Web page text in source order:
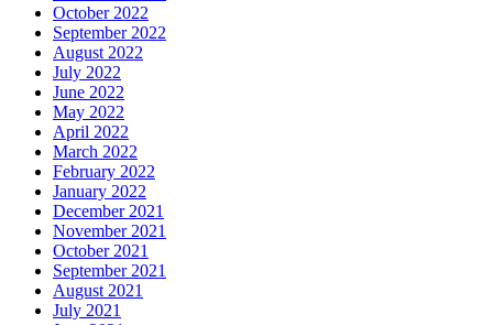
October 2022
September 2022
August 2022
July 2022
June 2022
May 2022
April 2022
March 2022
February 2022
January 2022
December 2021
November 2021
October 2021
September 2021
August 2021
July 2021